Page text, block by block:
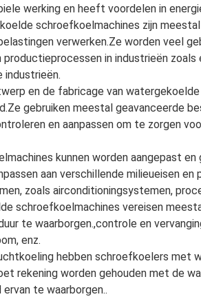
werking en heeft voordelen in
schroefkoelmachines zijn
verwerken.Ze worden veel
in industrieën zoals
industrieën.
en de fabricage van
gebruiken meestal geavanceerde
en aanpassen om te zorgen
kunnen worden aangepast en
aan verschillende milieueisen en
zoals airconditioningsystemen,
schroefkoelmachines vereisen
te waarborgen.,controle en
enz.
hebben schroefkoelers met
rekening worden gehouden met de
te waarborgen..